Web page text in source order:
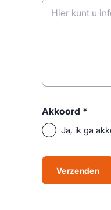
Akkoord *
Ja, ik ga
Verzenden